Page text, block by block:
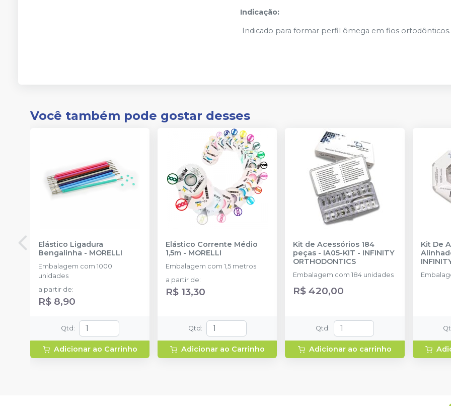
Indicação:
Indicado para formar perfil ômega em fios ortodônticos.
Você também pode gostar desses
Elástico Ligadura
Bengalinha - MORELLI
Embalagem com 1000
unidades
a partir de:
R$ 8,90
Qtd :
Adicionar ao Carrinho
Elástico Corrente Médio
1,5m - MORELLI
Embalagem com 1,5 metros
a partir de:
R$ 13,30
Qtd :
Adicionar ao Carrinho
Kit de Acessórios 184
peças - IA05-KIT - INFINITY
ORTHODONTICS
Embalagem com 184 unidades
R$ 420,00
Qtd :
Adicionar ao carrinho
Kit De